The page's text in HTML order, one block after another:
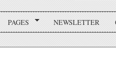
PAGES NEWSLETTER